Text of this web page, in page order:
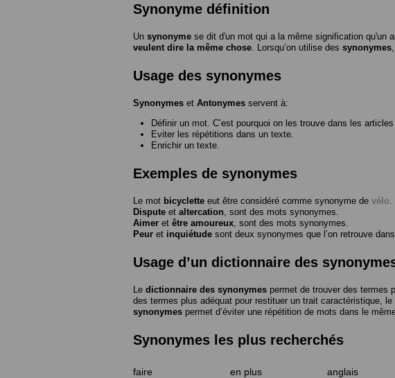
Synonyme définition
Un synonyme se dit d'un mot qui a la même signification qu'un
veulent dire la même chose . Lorsqu’on utilise des synonymes
Usage des synonymes
Synonymes et Antonymes servent à:
Définir un mot. C’est pourquoi on les trouve dans les
Eviter les répétitions dans un texte.
Enrichir un texte.
Exemples de synonymes
Le mot bicyclette eut être considéré comme synonyme de vélo
Dispute et altercation , sont des mots synonymes.
Aimer et être amoureux , sont des mots synonymes.
Peur et inquiétude sont deux synonymes que l’on retrouve
Usage d’un dictionnaire des
Le dictionnaire des synonymes permet de trouver des termes
des termes plus adéquat pour restituer un trait caractéristique,
synonymes permet d’éviter une répétition de mots dans le
Synonymes les plus recherchés
faire en plus anglais